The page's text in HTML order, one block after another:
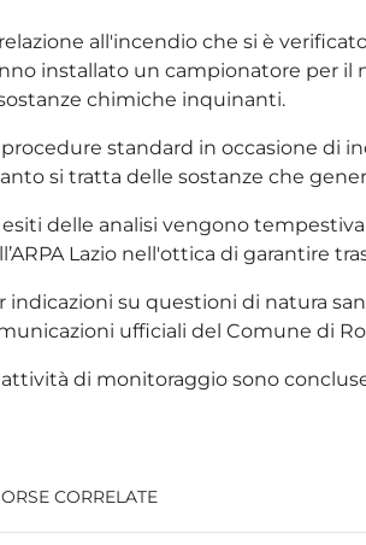
all'incendio che si è
installato un campionatore per il
chimiche inquinanti.
procedure standard in occasione di
si tratta delle sostanze che
esiti delle analisi vengono
Lazio nell'ottica di garantire
indicazioni su questioni di natura
ufficiali del Comune di
attività di monitoraggio sono
CORRELATE